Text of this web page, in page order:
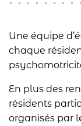
Une équipe
chaque
En plus des
résidents
organisés par